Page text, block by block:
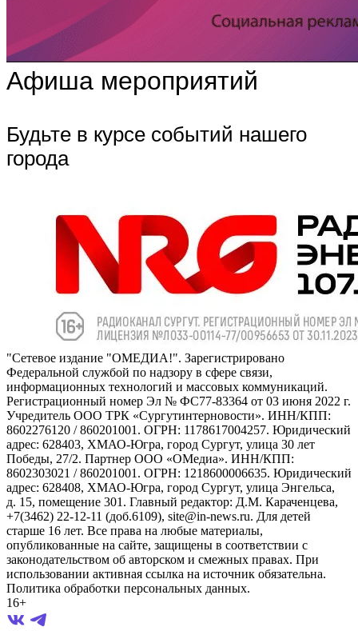
Афиша мероприятий
Будьте в курсе событий нашего
города
"Сетевое издание "ОМЕДИА!". Зарегистрировано
Федеральной службой по надзору в сфере связи,
информационных технологий и массовых коммуникаций.
Регистрационный номер Эл № ФС77-83364 от 03 июня 2022 г.
Учредитель ООО ТРК «Сургутинтерновости». ИНН/КПП:
8602276120 / 860201001. ОГРН: 1178617004257. Юридический
адрес: 628403, ХМАО-Югра, город Сургут, улица 30 лет
Победы, 27/2. Партнер ООО «ОМедиа». ИНН/КПП:
8602303021 / 860201001. ОГРН: 1218600006635. Юридический
адрес: 628408, ХМАО-Югра, город Сургут, улица Энгельса,
д. 15, помещение 301. Главный редактор: Д.М. Караченцева,
+7(3462) 22-12-11 (доб.6109), site@in-news.ru. Для детей
старше 16 лет. Все права на любые материалы,
опубликованные на сайте, защищены в соответствии с
законодательством об авторском и смежных правах. При
использовании активная ссылка на источник обязательна.
Политика обработки персональных данных.
16+